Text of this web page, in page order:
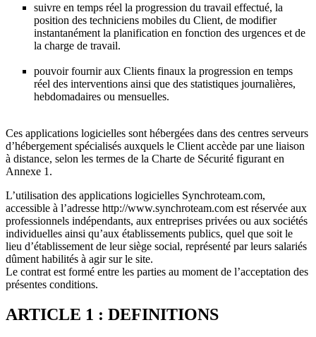
suivre en temps réel la progression du travail effectué, la
position des techniciens mobiles du Client, de modifier
instantanément la planification en fonction des urgences et de
la charge de travail.
pouvoir fournir aux Clients finaux la progression en temps
réel des interventions ainsi que des statistiques journalières,
hebdomadaires ou mensuelles.
Ces applications logicielles sont hébergées dans des centres serveurs
d’hébergement spécialisés auxquels le Client accède par une liaison
à distance, selon les termes de la Charte de Sécurité figurant en
Annexe 1.
L’utilisation des applications logicielles Synchroteam.com,
accessible à l’adresse http://www.synchroteam.com est réservée aux
professionnels indépendants, aux entreprises privées ou aux sociétés
individuelles ainsi qu’aux établissements publics, quel que soit le
lieu d’établissement de leur siège social, représenté par leurs salariés
dûment habilités à agir sur le site.
Le contrat est formé entre les parties au moment de l’acceptation des
présentes conditions.
ARTICLE 1 : DEFINITIONS